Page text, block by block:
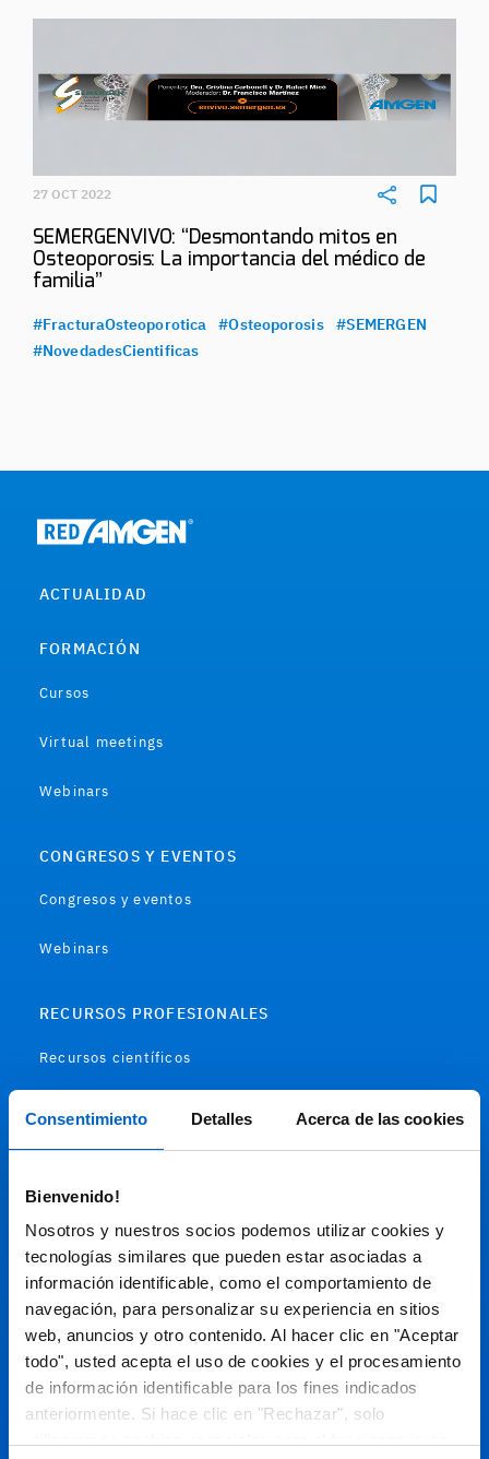
Consentimiento Detalles Acerca de las cookies
Bienvenido!
Nosotros y nuestros socios podemos utilizar cookies y
tecnologías similares que pueden estar asociadas a
información identificable, como el comportamiento de
navegación, para personalizar su experiencia en sitios
web, anuncios y otro contenido. Al hacer clic en "Aceptar
todo", usted acepta el uso de cookies y el procesamiento
de información identificable para los fines indicados
anteriormente. Si hace clic en "Rechazar", solo
27 OCT 2022
SEMERGENVIVO: “Desmontando mitos en
Osteoporosis: La importancia del médico de
familia”
#FracturaOsteoporotica #Osteoporosis
#SEMERGEN
#NovedadesCientificas
ACTUALIDAD
FORMACIÓN
Cursos
Virtual meetings
Webinars
CONGRESOS Y EVENTOS
Congresos y eventos
Webinars
RECURSOS PROFESIONALES
Recursos científicos
Audiovisual
Espacio de Información Médica
Este sitio web está orientado a profesionales sanitarios de
España.
SC-ES-CP-00099, SC-ES-CP-00101, SC-ES-AMG145-00103, SC-
ES-CP-00064, SC-ES-CP-00007, SC-ES-CP-00100, SC-ES-
AMG145-00544
Fecha de actualización AGOSTO 2026